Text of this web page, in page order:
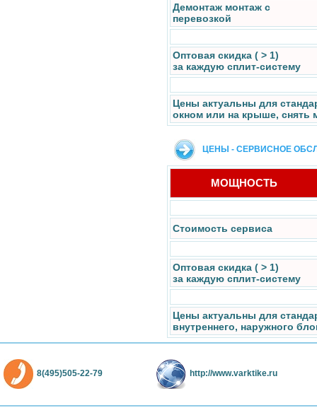
Демонтаж монтаж с
перевозкой
Оптовая скидка ( > 1)
за каждую сплит-систему
Цены актуальны для
окном или на крыше, снять
ЦЕНЫ - СЕРВИСНОЕ
МОЩНОСТЬ
Стоимость сервиса
Оптовая скидка ( > 1)
за каждую сплит-систему
Цены актуальны для
внутреннего, наружного
8(495)505-22-79 http://www.varktike.ru